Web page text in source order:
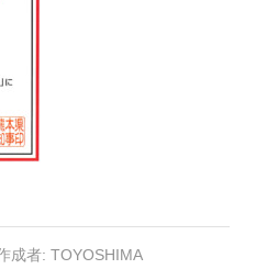
成者:TOYOSHIMA